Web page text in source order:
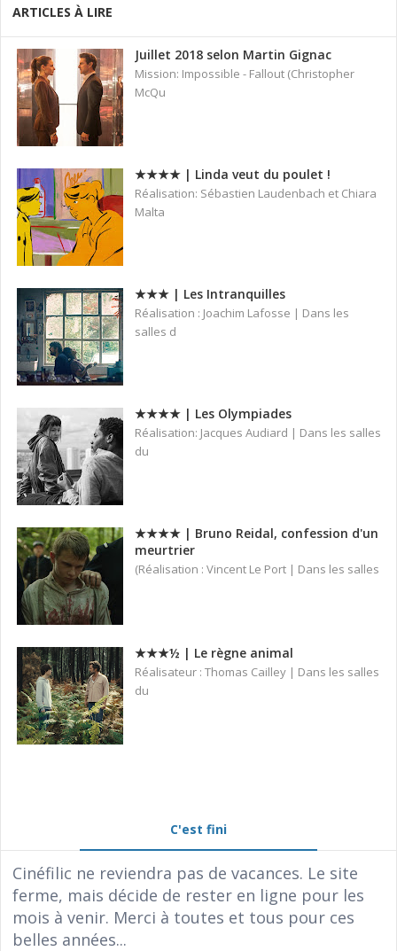
ARTICLES À LIRE
Juillet 2018 selon Martin Gignac
Mission: Impossible - Fallout (Christopher
McQu
★★★★ | Linda veut du poulet !
Réalisation: Sébastien Laudenbach et Chiara
Malta
★★★ | Les Intranquilles
Réalisation : Joachim Lafosse | Dans les
salles d
★★★★ | Les Olympiades
Réalisation: Jacques Audiard | Dans les salles
du
★★★★ | Bruno Reidal, confession d'un
meurtrier
(Réalisation : Vincent Le Port | Dans les salles
★★★½ | Le règne animal
Réalisateur : Thomas Cailley | Dans les salles
du
C'est fini
Cinéfilic ne reviendra pas de vacances. Le site
ferme, mais décide de rester en ligne pour les
mois à venir. Merci à toutes et tous pour ces
belles années...